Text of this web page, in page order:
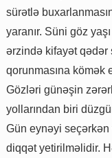
sürətlə
yaranır. Süni göz
ərzində kifayət
qorunmasına kömək
Gözləri günəşin
yollarından biri
Gün eynəyi
diqqət yetirilməlidir.